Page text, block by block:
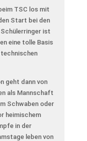
TSC los mit
Start bei den
ist
eine tolle Basis
geht dann von
als Mannschaft
Schwaben oder
heimischem
in der
leben von